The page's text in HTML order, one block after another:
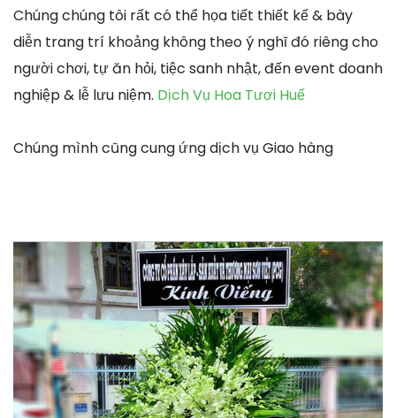
Chúng chúng tôi rất có thể họa tiết thiết kế & bày
diễn trang trí khoảng không theo ý nghĩ đó riêng cho
người chơi, tự ăn hỏi, tiệc sanh nhật, đến event doanh
nghiệp & lễ lưu niệm. Dịch Vụ Hoa Tươi Huế
Chúng mình cũng cung ứng dịch vụ Giao hàng